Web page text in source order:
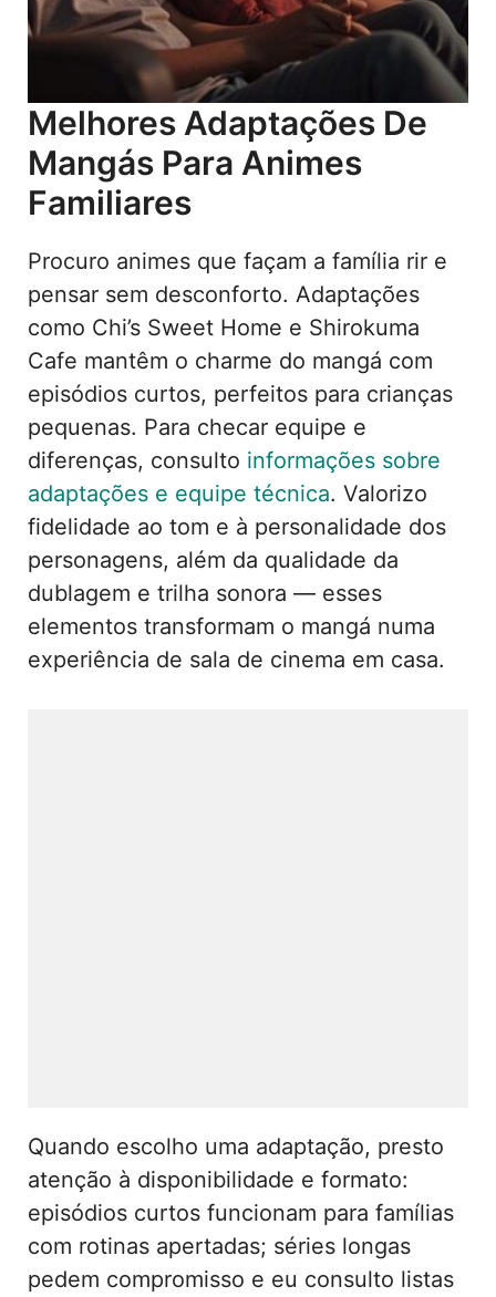
Melhores Adaptações De
Mangás Para Animes
Familiares
Procuro animes que façam a família rir e
pensar sem desconforto. Adaptações
como Chi’s Sweet Home e Shirokuma
Cafe mantêm o charme do mangá com
episódios curtos, perfeitos para crianças
pequenas. Para checar equipe e
diferenças, consulto informações sobre
adaptações e equipe técnica. Valorizo
fidelidade ao tom e à personalidade dos
personagens, além da qualidade da
dublagem e trilha sonora — esses
elementos transformam o mangá numa
experiência de sala de cinema em casa.
Quando escolho uma adaptação, presto
atenção à disponibilidade e formato:
episódios curtos funcionam para famílias
com rotinas apertadas; séries longas
pedem compromisso e eu consulto listas